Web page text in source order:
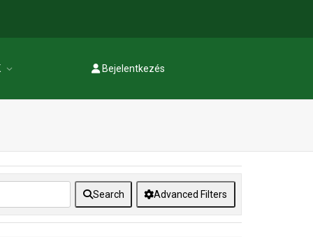
Bejelentkezés
Search Advanced Filters